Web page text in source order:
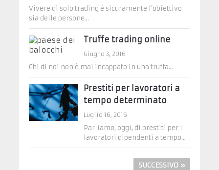
Vivere di solo trading è sicuramente l’obiettivo
sia delle persone...
Truffe trading online
Giugno 3, 2016
Chi di noi non è mai incappato in una truffa...
Prestiti per lavoratori a
tempo determinato
Luglio 16, 2016
Parliamo, oggi, di prestiti per i
lavoratori dipendenti a tempo...
SUCCESSIVO »